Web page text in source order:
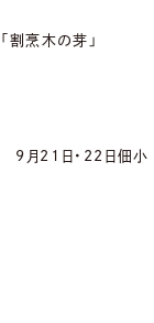
烹木の芽」
9月21日・22日佃小